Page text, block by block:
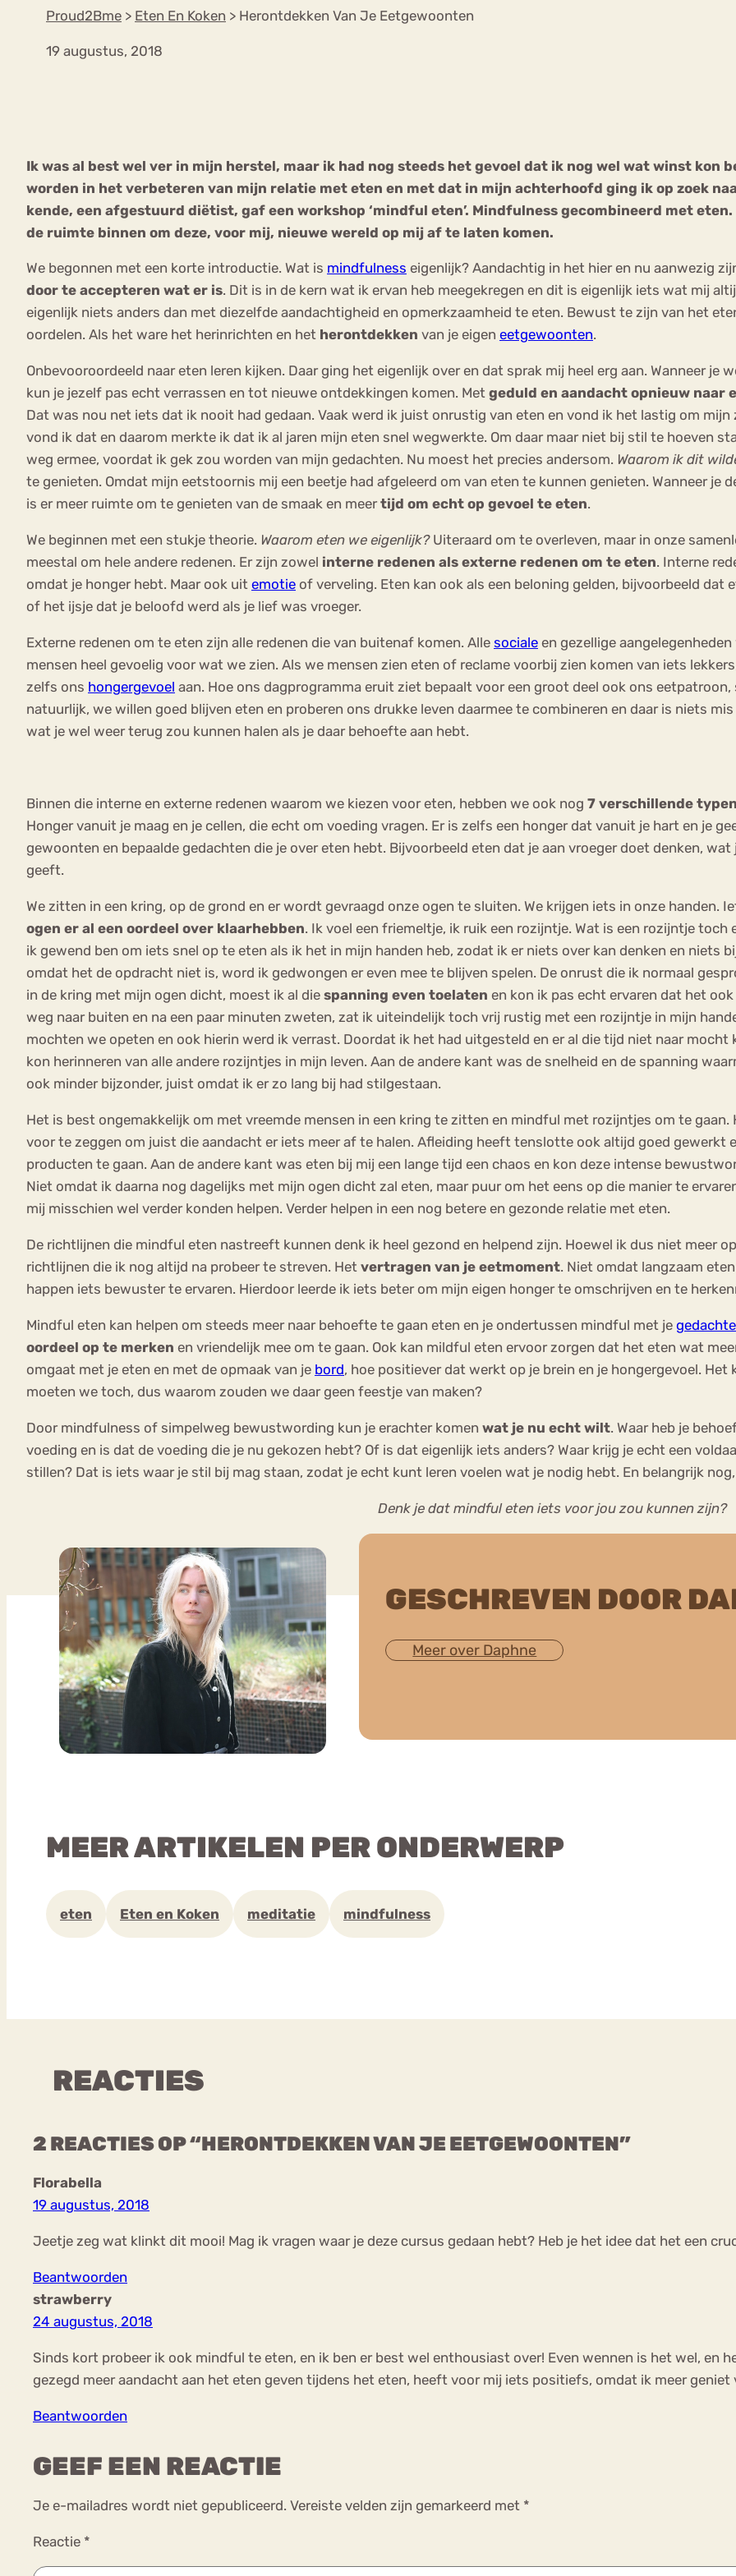
Proud2Bme > Eten En Koken > Herontdekken Van Je Eetgewoonten
19 augustus, 2018
Ik was al best wel ver in mijn herstel, maar ik had nog steeds het gevoel dat ik nog wel wat winst kon
worden in het verbeteren van mijn relatie met eten en met dat in mijn achterhoofd ging ik op zoek
kende, een afgestuurd diëtist, gaf een workshop ‘mindful eten’. Mindfulness gecombineerd met
de ruimte binnen om deze, voor mij, nieuwe wereld op mij af te laten komen.
We begonnen met een korte introductie. Wat is mindfulness eigenlijk? Aandachtig in het hier en nu aanwezig
door te accepteren wat er is. Dit is in de kern wat ik ervan heb meegekregen en dit is eigenlijk iets wat mij
eigenlijk niets anders dan met diezelfde aandachtigheid en opmerkzaamheid te eten. Bewust te zijn van het
oordelen. Als het ware het herinrichten en het herontdekken van je eigen eetgewoonten.
Onbevooroordeeld naar eten leren kijken. Daar ging het eigenlijk over en dat sprak mij heel erg aan. Wanneer
kun je jezelf pas echt verrassen en tot nieuwe ontdekkingen komen. Met geduld en aandacht opnieuw naar
Dat was nou net iets dat ik nooit had gedaan. Vaak werd ik juist onrustig van eten en vond ik het lastig om
vond ik dat en daarom merkte ik dat ik al jaren mijn eten snel wegwerkte. Om daar maar niet bij stil te hoeven
weg ermee, voordat ik gek zou worden van mijn gedachten. Nu moest het precies andersom. Waarom ik dit
te genieten. Omdat mijn eetstoornis mij een beetje had afgeleerd om van eten te kunnen genieten. Wanneer je
is er meer ruimte om te genieten van de smaak en meertijd om echt op gevoel te eten.
We beginnen met een stukje theorie. Waarom eten we eigenlijk?Uiteraard om te overleven, maar in onze
meestal om hele andere redenen. Er zijn zowel interne redenen als externe redenen om te eten. Interne
omdat je honger hebt. Maar ook uit emotie of verveling. Eten kan ook als een beloning gelden, bijvoorbeeld
of het ijsje dat je beloofd werd als je lief was vroeger.
Externe redenen om te eten zijn alle redenen die van buitenaf komen. Alle sociale en gezellige
mensen heel gevoelig voor wat we zien. Als we mensen zien eten of reclame voorbij zien komen van iets
zelfs ons hongergevoel aan. Hoe ons dagprogramma eruit ziet bepaalt voor een groot deel ook ons
natuurlijk, we willen goed blijven eten en proberen ons drukke leven daarmee te combineren en daar is niets
wat je wel weer terug zou kunnen halen als je daar behoefte aan hebt.
Binnen die interne en externe redenen waarom we kiezen voor eten, hebben we ook nog 7 verschillende
Honger vanuit je maag en je cellen, die echt om voeding vragen. Er is zelfs een honger dat vanuit je hart en je
gewoonten en bepaalde gedachten die je over eten hebt. Bijvoorbeeld eten dat je aan vroeger doet denken,
geeft.
We zitten in een kring, op de grond en er wordt gevraagd onze ogen te sluiten. We krijgen iets in onze handen.
ogen er al een oordeel over klaarhebben. Ik voel een friemeltje, ik ruik een rozijntje. Wat is een rozijntje
ik gewend ben om iets snel op te eten als ik het in mijn handen heb, zodat ik er niets over kan denken en niets
omdat het de opdracht niet is, word ik gedwongen er even mee te blijven spelen. De onrust die ik normaal
in de kring met mijn ogen dicht, moest ik al die spanning even toelaten en kon ik pas echt ervaren dat het
weg naar buiten en na een paar minuten zweten, zat ik uiteindelijk toch vrij rustig met een rozijntje in mijn
mochten we opeten en ook hierin werd ik verrast. Doordat ik het had uitgesteld en er al die tijd niet naar
kon herinneren van alle andere rozijntjes in mijn leven. Aan de andere kant was de snelheid en de spanning
ook minder bijzonder, juist omdat ik er zo lang bij had stilgestaan.
Het is best ongemakkelijk om met vreemde mensen in een kring te zitten en mindful met rozijntjes om te
voor te zeggen om juist die aandacht er iets meer af te halen. Afleiding heeft tenslotte ook altijd goed
producten te gaan. Aan de andere kant was eten bij mij een lange tijd een chaos en kon deze intense
Niet omdat ik daarna nog dagelijks met mijn ogen dicht zal eten, maar puur om het eens op die manier te
mij misschien wel verder konden helpen. Verder helpen in een nog betere en gezonde relatie met eten.
De richtlijnen die mindful eten nastreeft kunnen denk ik heel gezond en helpend zijn. Hoewel ik dus niet meer
richtlijnen die ik nog altijd na probeer te streven. Het vertragen van je eetmoment. Niet omdat langzaam
happen iets bewuster te ervaren. Hierdoor leerde ik iets beter om mijn eigen honger te omschrijven en te
Mindful eten kan helpen om steeds meer naar behoefte te gaan eten en je ondertussen mindful met je
oordeel op te merken en vriendelijk mee om te gaan. Ook kan mildful eten ervoor zorgen dat het eten wat
omgaat met je eten en met de opmaak van je bord, hoe positiever dat werkt op je brein en je hongergevoel. Het
moeten we toch, dus waarom zouden we daar geen feestje van maken?
Door mindfulness of simpelweg bewustwording kun je erachter komen wat je nu echt wilt. Waar heb je
voeding en is dat de voeding die je nu gekozen hebt? Of is dat eigenlijk iets anders? Waar krijg je echt een
stillen? Dat is iets waar je stil bij mag staan, zodat je echt kunt leren voelen wat je nodig hebt. En belangrijk
Denk je dat mindful eten iets voor jou zou kunnen zijn?
GESCHREVEN DOOR
Meer over Daphne
MEER ARTIKELEN PER ONDERWERP
eten Eten en Koken meditatie mindfulness
REACTIES
2 REACTIES OP “HERONTDEKKEN VAN JE EETGEWOONTEN”
Florabella
19 augustus, 2018
Jeetje zeg wat klinkt dit mooi! Mag ik vragen waar je deze cursus gedaan hebt? Heb je het idee dat het een
Beantwoorden
strawberry
24 augustus, 2018
Sinds kort probeer ik ook mindful te eten, en ik ben er best wel enthousiast over! Even wennen is het wel, en
gezegd meer aandacht aan het eten geven tijdens het eten, heeft voor mij iets positiefs, omdat ik meer
Beantwoorden
GEEF EEN REACTIE
Je e-mailadres wordt niet gepubliceerd. Vereiste velden zijn gemarkeerd met *
Reactie *
Orthorexia
Afvallen Angst